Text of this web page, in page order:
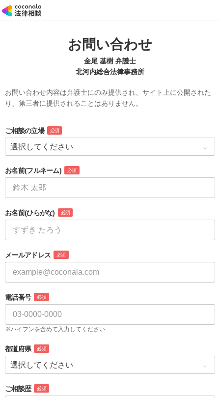
お問い合わせ
金尾 基樹 弁護士
北河内総合法律事務所
お問い合わせ内容は弁護士にのみ提供され、サイト上に公開された
り、第三者に提供されることはありません。
ご相談の立場 必須
お名前(フルネーム) 必須
お名前(ひらがな) 必須
メールアドレス 必須
電話番号 必須
※ハイフンを含めて入力してください
都道府県 必須
ご相談歴 必須